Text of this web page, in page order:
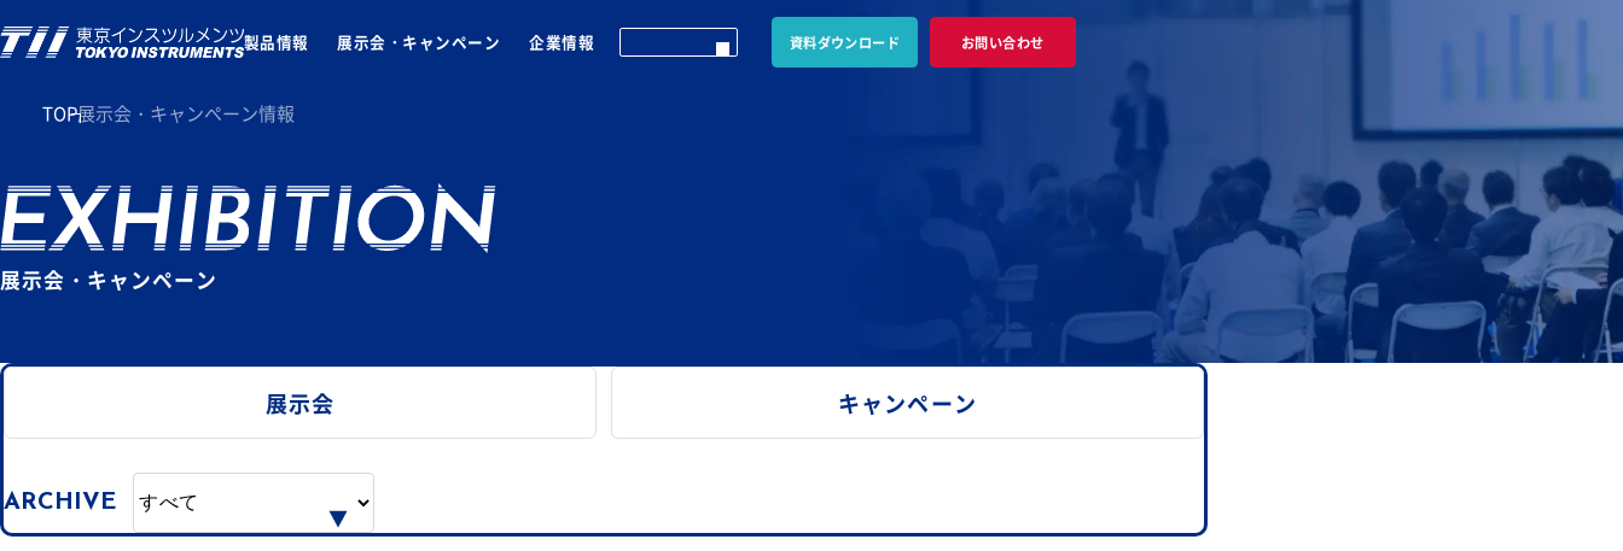
製品情報 展示会・キャンペーン 企業情報 資料ダウンロード お問い合わせ
TOP展示会・キャンペーン情報
展示会・キャンペーン
展示会 キャンペーン
ARCHIVE